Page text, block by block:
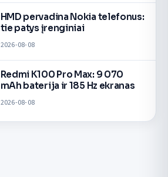
HMD pervadina Nokia telefonus:
tie patys įrenginiai
2026-08-08
Redmi K100 Pro Max: 9 070
mAh baterija ir 185 Hz ekranas
2026-08-08